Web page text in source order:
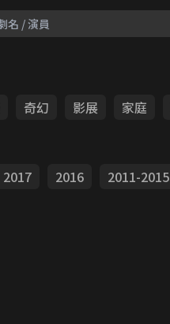
奇幻 影展 家庭
2017 2016 2011-2015